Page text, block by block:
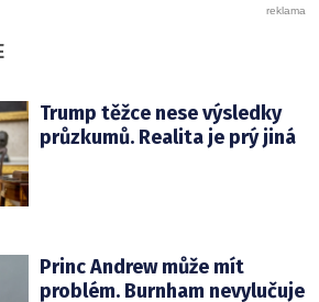
Trump těžce nese výsledky
průzkumů. Realita je prý jiná
Princ Andrew může mít
problém. Burnham nevylučuje